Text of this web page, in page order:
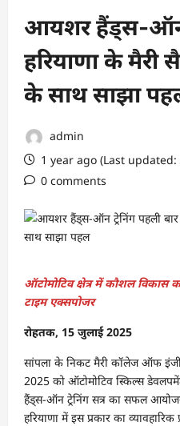
आयशर हैंड्स-ऑन
हरियाणा के मैरी
के साथ साझा
admin
1 year ago (Last updated:
0 comments
ऑटोमोटिव क्षेत्र में कौशल विकास
टाइम एक्सपोजर
रोहतक, 15 जुलाई 2025
सांपला के निकट मैरी कॉलेज ऑफ
2025 को ऑटोमोटिव स्किल्स
हैंड्स-ऑन ट्रेनिंग सत्र का सफल
हरियाणा में इस प्रकार का